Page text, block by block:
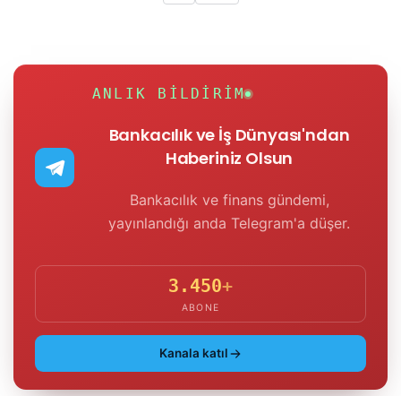
ANLIK BILDIRIM
Bankacılık ve İş Dünyası'ndan
Haberiniz Olsun
Bankacılık ve finans gündemi,
yayınlandığı anda Telegram'a düşer.
3.450+
ABONE
Kanala katıl